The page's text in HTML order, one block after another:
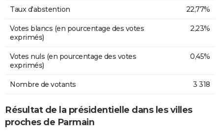
Taux d'abstention 22,77%
Votes blancs (en pourcentage des votes
exprimés)
2,23%
Votes nuls (en pourcentage des votes
exprimés)
0,45%
Nombre de votants 3 318
Résultat de la présidentielle dans les villes
proches de Parmain